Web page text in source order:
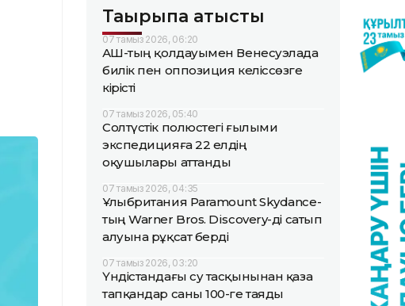
Тақырыпқа қатысты
07 тамыз 2026, 06:20
АҚШ-тың қолдауымен Венесуэлада
билік пен оппозиция келіссөзге
кірісті
07 тамыз 2026, 05:40
Солтүстік полюстегі ғылыми
экспедицияға 22 елдің
оқушылары аттанды
07 тамыз 2026, 04:35
Ұлыбритания Paramount Skydance-
тың Warner Bros. Discovery-ді сатып
алуына рұқсат берді
07 тамыз 2026, 03:20
Үндістандағы су тасқынынан қаза
тапқандар саны 100-ге таяды